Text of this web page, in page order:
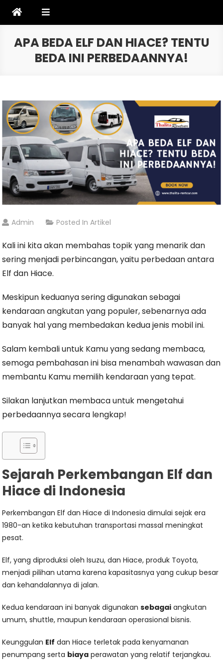
APA BEDA ELF DAN HIACE? TENTU
BEDA INI PERBEDAANNYA!
Admin Posted InArtikel
Kali ini kita akan membahas topik yang menarik dan
sering menjadi perbincangan, yaitu perbedaan antara
Elf dan Hiace.
Meskipun keduanya sering digunakan sebagai
kendaraan angkutan yang populer, sebenarnya ada
banyak hal yang membedakan kedua jenis mobil ini.
Salam kembali untuk Kamu yang sedang membaca,
semoga pembahasan ini bisa menambah wawasan dan
membantu Kamu memilih kendaraan yang tepat.
Silakan lanjutkan membaca untuk mengetahui
perbedaannya secara lengkap!
Sejarah Perkembangan Elf dan
Hiace di Indonesia
Perkembangan Elf dan Hiace di Indonesia dimulai sejak era
1980-an ketika kebutuhan transportasi massal meningkat
pesat.
Elf, yang diproduksi oleh Isuzu, dan Hiace, produk Toyota,
menjadi pilihan utama karena kapasitasnya yang cukup besar
dan kehandalannya di jalan.
Kedua kendaraan ini banyak digunakansebagai angkutan
umum, shuttle, maupun kendaraan operasional bisnis.
Keunggulan Elf dan Hiace terletak pada kenyamanan
penumpang serta biaya perawatan yang relatif terjangkau.